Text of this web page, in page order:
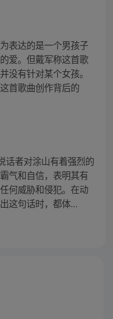
表达的是一个男孩子
爱。但戴军称这首歌
没有针对某个女孩。
首歌曲创作背后的
话者对涂山有着强烈的
气和自信，表明其有
何威胁和侵犯。在动
这句话时，都体...